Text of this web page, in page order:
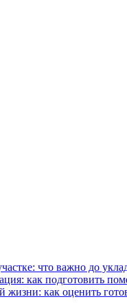
что важно до
как подготовить
жизни: как оценить